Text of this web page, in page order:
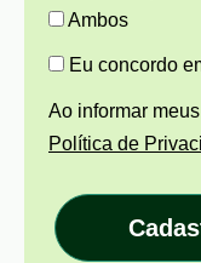
Ambos
Eu concordo
Ao informar
Política de